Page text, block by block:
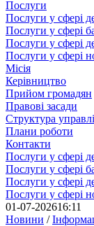
Послуги
Послуги у сфері
Послуги у сфері
Послуги у сфері
Послуги у сфері
Місія
Керівництво
Прийом громадян
Правові засади
Структура
Плани роботи
Контакти
Послуги у сфері
Послуги у сфері
Послуги у сфері
Послуги у сфері
01-07-202616:11
Новини /